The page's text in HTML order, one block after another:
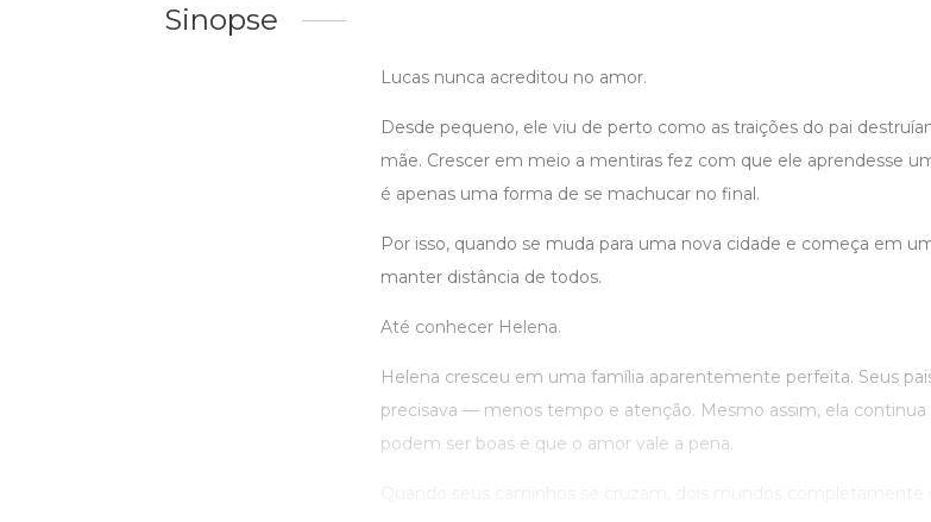
Sinopse
Lucas nunca acreditou no amor.
Desde pequeno, ele viu de perto como as traições do pai
mãe. Crescer em meio a mentiras fez com que ele aprendesse
é apenas uma forma de se machucar no final.
Por isso, quando se muda para uma nova cidade e começa em
manter distância de todos.
Até conhecer Helena.
Helena cresceu em uma família aparentemente perfeita. Seus
precisava — menos tempo e atenção. Mesmo assim, ela continua
podem ser boas e que o amor vale a pena.